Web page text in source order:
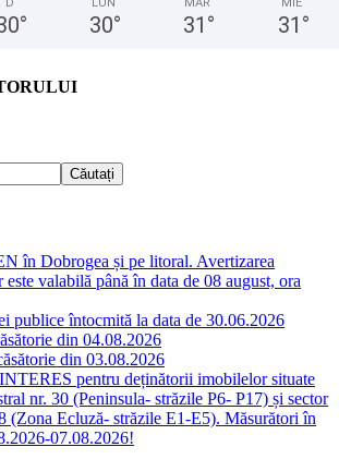
D
°
LUN
30°
MAR
31 °
MIE
31 °
în Dobrogea și pe litoral. Avertizarea
valabilă până în data de 08 august, ora
publice întocmită la data de 30.06.2026
din 04.08.2026
din 03.08.2026
pentru deținătorii imobilelor situate
nr. 30 (Peninsula- străzile P6- P17) și sector
(Zona Ecluză- străzile E1-E5). Măsurători în
07.08.2026!